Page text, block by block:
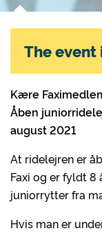
Kære
Åben
august 2021
At ridelejren er
Faxi og er fyldt 8
juniorrytter fra
Hvis man er
The event